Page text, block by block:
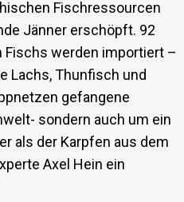
Fischressourcen
Jänner erschöpft. 92
werden importiert –
Lachs, Thunfisch und
gefangene
sondern auch um ein
als der Karpfen aus dem
Axel Hein ein